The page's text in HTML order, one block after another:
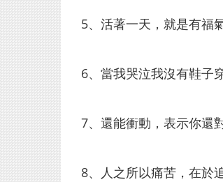
5、活著一天，就是有福
6、當我哭泣我沒有鞋子
7、還能衝動，表示你還
8、人之所以痛苦，在於